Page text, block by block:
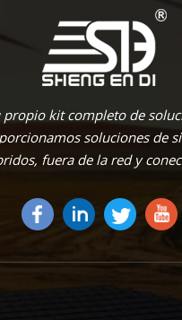
propio kit completo de
soluciones de
fuera de la red y